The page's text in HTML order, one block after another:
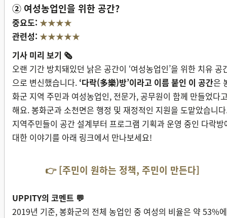
② 여성농업인을 위한 공간?
중요도: ★★★★
관련성: ★★★★★
기사 미리 보기 🗞
오랜 기간 방치돼있던 낡은 공간이 ‘여성농업인’을 위한 치유 공
으로 변신했습니다. ‘다락(多樂)방’이라고 이름 붙인 이 공간은
화군 지역 주민과 여성농업인, 전문가, 공무원이 함께 만들었다
해요. 봉화군과 소천면은 행정 및 재정적인 지원을 도맡았습니
지역주민들이 공간 설계부터 프로그램 기획과 운영 중인 다락방
대한 이야기를 아래 링크에서 만나보세요!
👉[주민이 원하는 정책, 주민이 만든다]
UPPITY의 코멘트 💬
2019년 기준, 봉화군의 전체 농업인 중 여성의 비율은 약 53%에